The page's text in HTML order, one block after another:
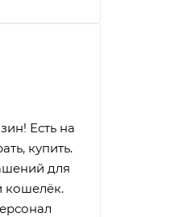
Есть на
купить.
для
кошелёк.